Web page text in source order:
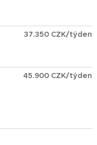
37.350 CZK/týden
45.900 CZK/týden